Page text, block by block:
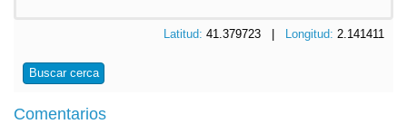
Latitud: 41.379723 | Longitud: 2.141411
Buscar cerca
Comentarios